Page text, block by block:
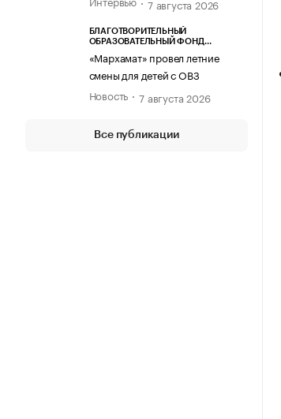
7 августа 2026
БЛАГОТВОРИТЕЛЬНЫЙ
ОБРАЗОВАТЕЛЬНЫЙ ФОНД
«Мархамат» провел летние
смены для детей с ОВЗ
Новость
7 августа 2026
Все публикации